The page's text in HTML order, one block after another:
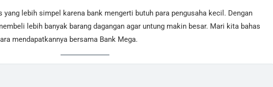
lebih simpel karena bank mengerti butuh para pengusaha kecil. Dengan
lebih banyak barang dagangan agar untung makin besar. Mari kita bahas
mendapatkannya bersama Bank Mega.